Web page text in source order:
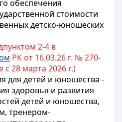
обеспечения
стоимости
детско-юношеских
2-4 в
РК от 16.03.26 г. № 270-
с 28 марта 2026 г.)
для детей и юношества -
здоровья и развития
детей и юношества,
тренером-